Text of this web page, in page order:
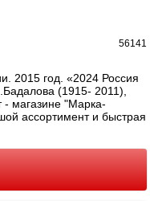
56141
2015 год. «2024 Россия
(1915- 2011),
- магазине "Марка-
ассортимент и быстрая